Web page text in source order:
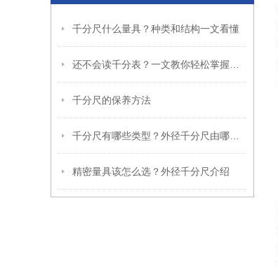
千分尺什么量具？种类和结构一文看懂
千分尺的保养方法
精密量具该怎么选？外径千分尺介绍